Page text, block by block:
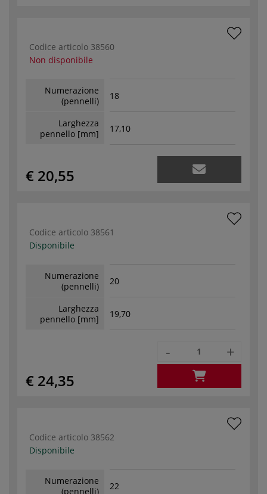
Codice articolo 38560
Non disponibile
Numerazione
(pennelli)
18
Larghezza
pennello [mm]
17,10
€ 20,55
Codice articolo 38561
Disponibile
Numerazione
(pennelli)
20
Larghezza
pennello [mm]
19,70
€ 24,35
- +
Codice articolo 38562
Disponibile
Numerazione
(pennelli)
22